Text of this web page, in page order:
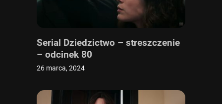
Serial Dziedzictwo – streszczenie
– odcinek 80
26 marca, 2024